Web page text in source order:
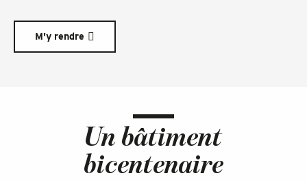
M'y rendre
Un bâtiment
bicentenaire